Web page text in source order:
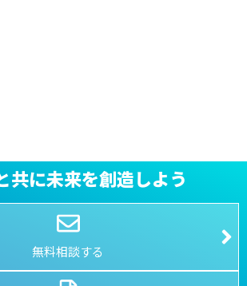
共に未来を創造しよう
無料相談する